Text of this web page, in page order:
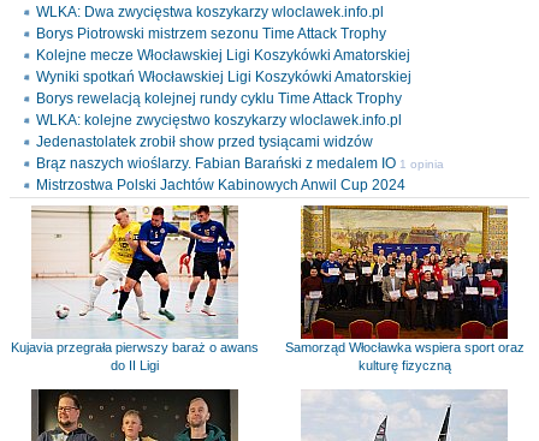
WLKA: Dwa zwycięstwa koszykarzy wloclawek.info.pl
Borys Piotrowski mistrzem sezonu Time Attack Trophy
Kolejne mecze Włocławskiej Ligi Koszykówki Amatorskiej
Wyniki spotkań Włocławskiej Ligi Koszykówki Amatorskiej
Borys rewelacją kolejnej rundy cyklu Time Attack Trophy
WLKA: kolejne zwycięstwo koszykarzy wloclawek.info.pl
Jedenastolatek zrobił show przed tysiącami widzów
Brąz naszych wioślarzy. Fabian Barański z medalem IO 1 opinia
Mistrzostwa Polski Jachtów Kabinowych Anwil Cup 2024
Kujavia przegrała pierwszy baraż o awans
do II Ligi
Samorząd Włocławka wspiera sport oraz
kulturę fizyczną